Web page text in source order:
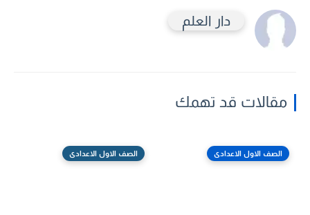
دار العلم
مقالات قد تهمك
الصف الاول الاعدادى الصف الاول الاعدادى